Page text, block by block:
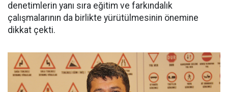
denetimlerin yanı sıra eğitim ve farkındalık
çalışmalarının da birlikte yürütülmesinin önemine
dikkat çekti.